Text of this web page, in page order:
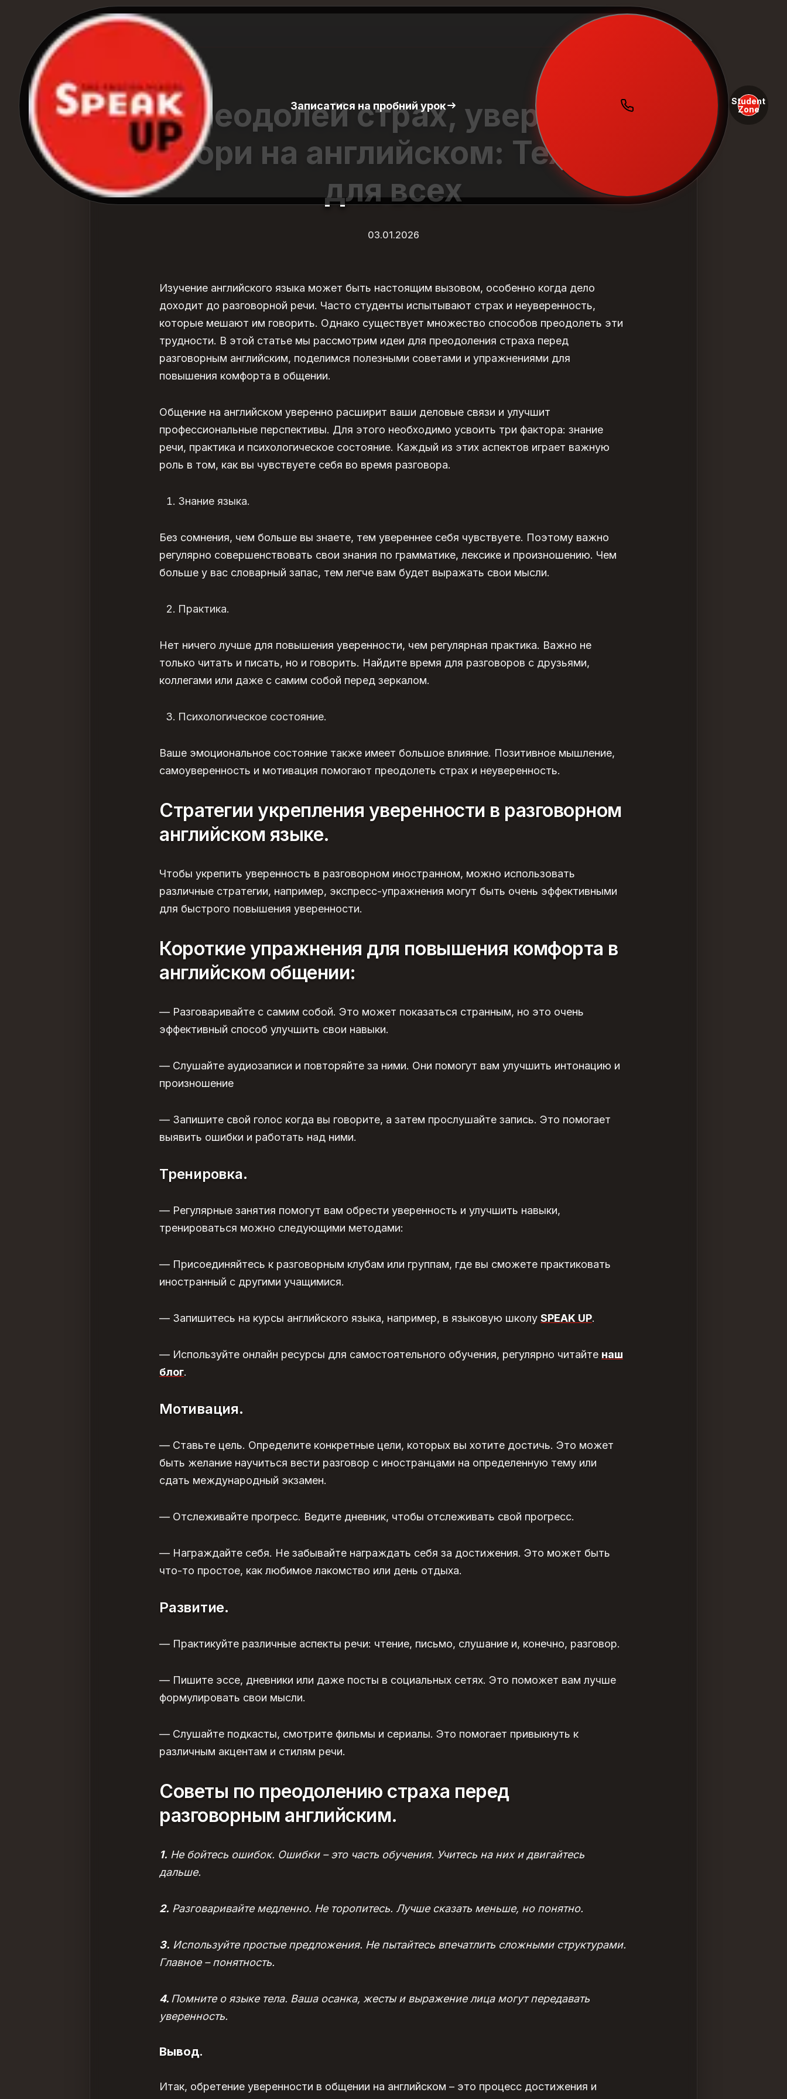
Записатися на пробний урок
Student
Zone
Преодолей страх, уверенно
говори на английском: Техники
для всех
03.01.2026
Изучение английского языка может быть настоящим вызовом, особенно когда дело
доходит до разговорной речи. Часто студенты испытывают страх и неуверенность,
которые мешают им говорить. Однако существует множество способов преодолеть эти
трудности. В этой статье мы рассмотрим идеи для преодоления страха перед
разговорным английским, поделимся полезными советами и упражнениями для
повышения комфорта в общении.
Общение на английском уверенно расширит ваши деловые связи и улучшит
профессиональные перспективы. Для этого необходимо усвоить три фактора: знание
речи, практика и психологическое состояние. Каждый из этих аспектов играет важную
роль в том, как вы чувствуете себя во время разговора.
Знание языка.
Без сомнения, чем больше вы знаете, тем увереннее себя чувствуете. Поэтому важно
регулярно совершенствовать свои знания по грамматике, лексике и произношению. Чем
больше у вас словарный запас, тем легче вам будет выражать свои мысли.
Практика.
Нет ничего лучше для повышения уверенности, чем регулярная практика. Важно не
только читать и писать, но и говорить. Найдите время для разговоров с друзьями,
коллегами или даже с самим собой перед зеркалом.
Психологическое состояние.
Ваше эмоциональное состояние также имеет большое влияние. Позитивное мышление,
самоуверенность и мотивация помогают преодолеть страх и неуверенность.
Стратегии укрепления уверенности в разговорном
английском языке.
Чтобы укрепить уверенность в разговорном иностранном, можно использовать
различные стратегии, например, экспресс-упражнения могут быть очень эффективными
для быстрого повышения уверенности.
Короткие упражнения для повышения комфорта в
английском общении:
— Разговаривайте с самим собой. Это может показаться странным, но это очень
эффективный способ улучшить свои навыки.
— Слушайте аудиозаписи и повторяйте за ними. Они помогут вам улучшить интонацию и
произношение
— Запишите свой голос когда вы говорите, а затем прослушайте запись. Это помогает
выявить ошибки и работать над ними.
Тренировка.
— Регулярные занятия помогут вам обрести уверенность и улучшить навыки,
тренироваться можно следующими методами:
— Присоединяйтесь к разговорным клубам или группам, где вы сможете практиковать
иностранный с другими учащимися.
— Запишитесь на курсы английского языка, например, в языковую школу SPEAK UP.
— Используйте онлайн ресурсы для самостоятельного обучения, регулярно читайте наш
блог.
Мотивация.
— Ставьте цель. Определите конкретные цели, которых вы хотите достичь. Это может
быть желание научиться вести разговор с иностранцами на определенную тему или
сдать международный экзамен.
— Отслеживайте прогресс. Ведите дневник, чтобы отслеживать свой прогресс.
— Награждайте себя. Не забывайте награждать себя за достижения. Это может быть
что-то простое, как любимое лакомство или день отдыха.
Развитие.
— Практикуйте различные аспекты речи: чтение, письмо, слушание и, конечно, разговор.
— Пишите эссе, дневники или даже посты в социальных сетях. Это поможет вам лучше
формулировать свои мысли.
— Слушайте подкасты, смотрите фильмы и сериалы. Это помогает привыкнуть к
различным акцентам и стилям речи.
Советы по преодолению страха перед
разговорным английским.
1. Не бойтесь ошибок. Ошибки – это часть обучения. Учитесь на них и двигайтесь
дальше.
2. Разговаривайте медленно. Не торопитесь. Лучше сказать меньше, но понятно.
3. Используйте простые предложения. Не пытайтесь впечатлить сложными структурами.
Главное – понятность.
4. Помните о языке тела. Ваша осанка, жесты и выражение лица могут передавать
уверенность.
Вывод.
Итак, обретение уверенности в общении на английском – это процесс достижения и